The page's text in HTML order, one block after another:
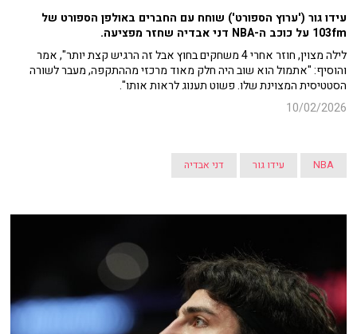
עידו גור ('ערוץ הספורט') שוחח עם החברים באולפן הספורט של
103fm על כוכב ה-NBA דני אבדיה שחזר מפציעה.
לילה מצוין, חוזר אחרי 4 משחקים בחוץ אבל זה הרגיש קצת יותר", אמר
והוסיף: "אתמול הוא שוב היה חלק מאוד מרכזי מההתקפה, מעבר לשורה
הסטטיסית המצוינת שלו. פשוט תענוג לראות אותו".
10/02/2026
NBA עידו גור דני אבדיה